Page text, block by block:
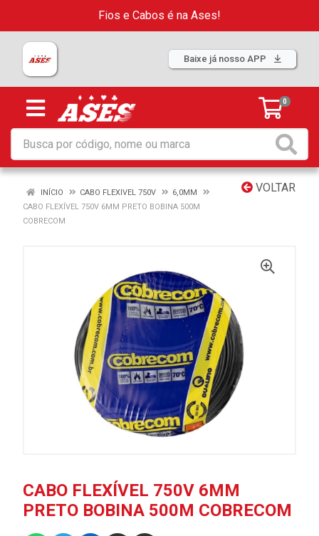
Fios e Cabos é na Ases!
Baixe já nosso APP
0
VOLTAR
INÍCIO CABO FLEXIVEL 750V
6,0MM
CABO FLEXÍVEL 750V 6MM PRETO BOBINA 500M
COBRECOM
CABO FLEXÍVEL 750V 6MM
PRETO BOBINA 500M COBRECOM